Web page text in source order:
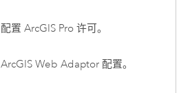
配置 ArcGIS Pro 许可。
ArcGIS Web Adaptor 配置。